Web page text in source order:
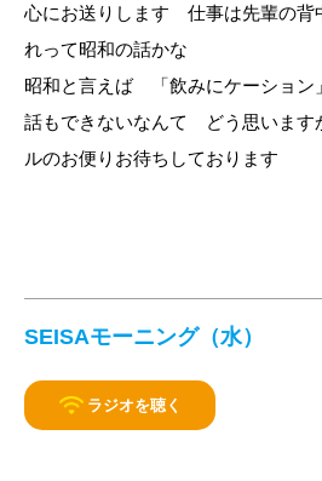
心にお送りします 仕事は先輩の
れって昭和の話かな
昭和と言えば 「飲みにケーション
話もできないなんて どう思いま
ルのお便りお待ちしております
SEISAモーニング（水）
ラジオを聴く